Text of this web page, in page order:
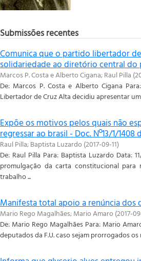
Submissões recentes
Comunica que o partido libertador
solidariedade ao diretório central do
Marcos P. Costa e Alberto Cigana;Raul Pilla (
De: Marcos P. Costa e Alberto Cigana
Libertador de Cruz Alta decidiu apresentar
Expõe os motivos pelos quais não
regressar ao brasil - Doc. Nº13/1/1408
Raul Pilla;Baptista Luzardo(2017-09-11)
De: Raul Pilla Para: Baptista Luzardo Data:
promulgação da carta constitucional para
trabalho ...
Manifesta total apoio a renúncia dos
Mario Rego Magalhães;Mario Amaro(2017-
De: Mario Rego Magalhães Para: Mario
deputados da F.U. caso sejam prorrogados